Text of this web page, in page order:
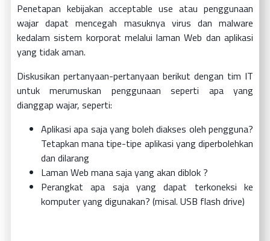
Penetapan kebijakan acceptable use atau penggunaan
wajar dapat mencegah masuknya virus dan malware
kedalam sistem korporat melalui laman Web dan aplikasi
yang tidak aman.
Diskusikan pertanyaan-pertanyaan berikut dengan tim IT
untuk merumuskan penggunaan seperti apa yang
dianggap wajar, seperti:
Aplikasi apa saja yang boleh diakses oleh pengguna?
Tetapkan mana tipe-tipe aplikasi yang diperbolehkan
dan dilarang
Laman Web mana saja yang akan diblok ?
Perangkat apa saja yang dapat terkoneksi ke
komputer yang digunakan? (misal. USB flash drive)